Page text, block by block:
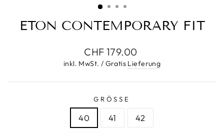
ETON CONTEMPORARY FIT
Normaler
Preis
CHF 179.00
inkl. MwSt. / Gratis Lieferung
GRÖSSE
40 41 42